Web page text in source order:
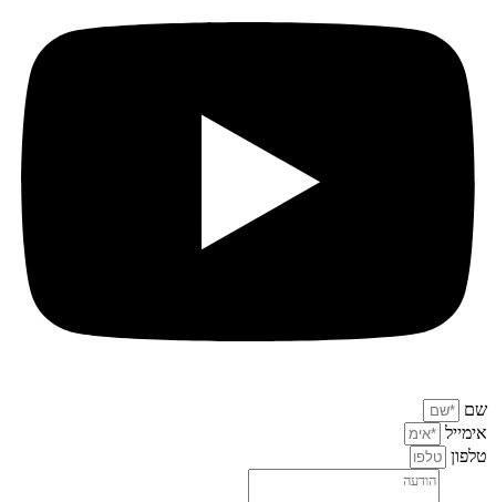
שם
אימייל
טלפון